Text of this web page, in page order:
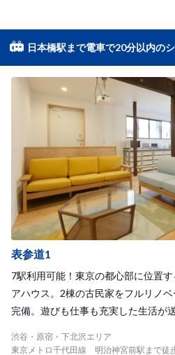
日本橋駅まで電車で20分以内の
表参道1
7駅利用可能！東京の都心部に位置
アハウス。2棟の古民家をフルリノ
完備。遊びも仕事も充実した生活が
渋谷・原宿・下北沢エリア
東京メトロ千代田線 明治神宮前駅まで徒